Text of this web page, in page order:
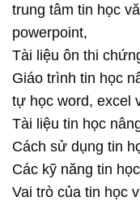
trung tâm tin học
powerpoint,
Tài liệu ôn thi
Giáo trình tin học
tự học word, excel
Tài liệu tin học
Cách sử dụng tin
Các kỹ năng tin
Vai trò của tin học